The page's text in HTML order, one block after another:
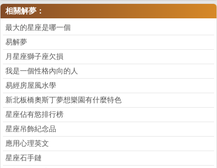
相關解夢：
最大的星座是哪一個
易解夢
月星座獅子座欠損
我是一個性格內向的人
易經房屋風水學
新北板橋奧斯丁夢想樂園有什麼特色
星座佔有慾排行榜
星座吊飾紀念品
應用心理英文
星座石手鏈